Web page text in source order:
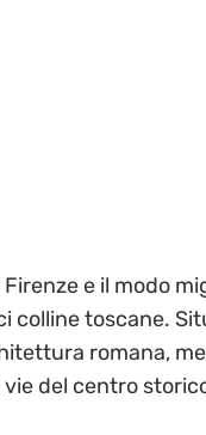
e il modo
colline toscane.
romana,
del centro